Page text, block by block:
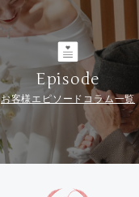
Episode
お客様エピソードコラム一覧